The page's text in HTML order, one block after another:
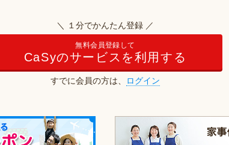
＼ １分でかんたん登録 ／
無料会員登録して
CaSyのサービスを利用する
すでに会員の方は、 ログイン